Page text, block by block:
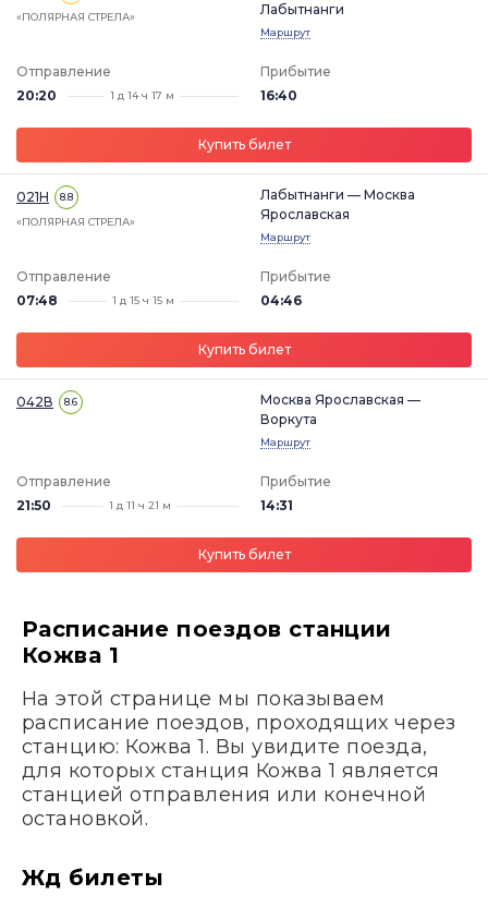
«ПОЛЯРНАЯ СТРЕЛА» Лабытнанги
Маршрут
Отправление
20:20
1 д 14 ч 17 м
Прибытие
16:40
Купить билет
021Н 8.8
«ПОЛЯРНАЯ СТРЕЛА»
Лабытнанги — Москва
Ярославская
Маршрут
Отправление
07:48
1 д 15 ч 15 м
Прибытие
04:46
Купить билет
042В 8.6
Москва Ярославская —
Воркута
Маршрут
Отправление
21:50
1 д 11 ч 21 м
Прибытие
14:31
Купить билет
Расписание поездов станции
Кожва 1
На этой странице мы показываем
расписание поездов, проходящих через
станцию: Кожва 1. Вы увидите поезда,
для которых станция Кожва 1 является
станцией отправления или конечной
остановкой.
Жд билеты